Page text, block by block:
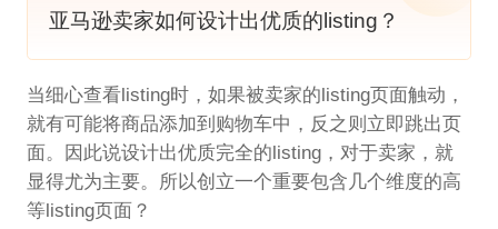
亚马逊卖家如何设计出优质的listing？
当细心查看listing时，如果被卖家的listing页面触动，
就有可能将商品添加到购物车中，反之则立即跳出页
面。因此说设计出优质完全的listing，对于卖家，就
显得尤为主要。所以创立一个重要包含几个维度的高
等listing页面？